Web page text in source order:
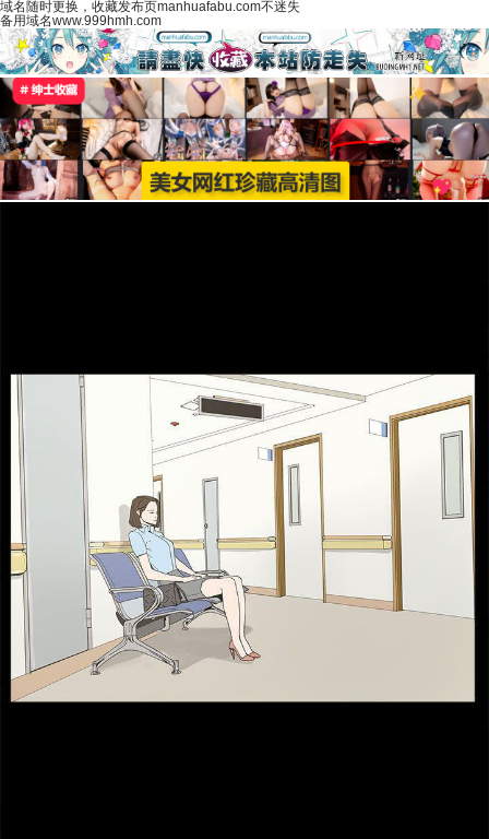
域名随时更换，收藏发布页manhuafabu.com不迷失
备用域名www.999hmh.com